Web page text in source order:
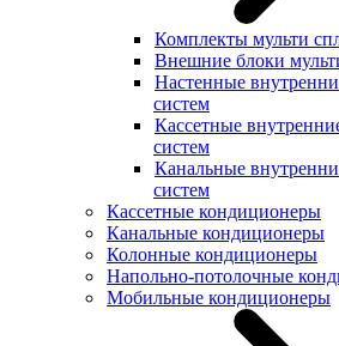
Комплекты мульти
Внешние блоки
Настенные
систем
Кассетные
систем
Канальные
систем
Кассетные кондиционеры
Канальные кондиционеры
Колонные кондиционеры
Напольно-потолочные
Мобильные кондиционеры